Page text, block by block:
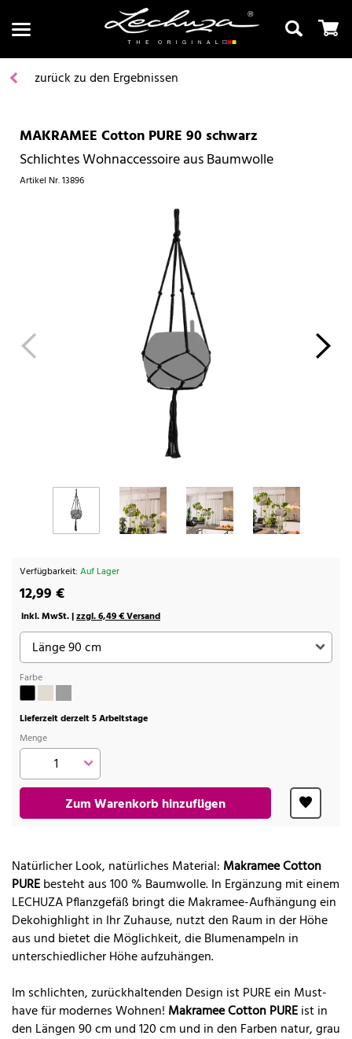
Suchen
zurück zu den Ergebnissen
MAKRAMEE Cotton PURE 90 schwarz
Schlichtes Wohnaccessoire aus Baumwolle
Artikel Nr.13896
Verfügbarkeit: Auf Lager
12,99 €
inkl. MwSt. |zzgl. 6,49 € Versand
Farbe
Lieferzeit derzeit 5 Arbeitstage
Menge
Zum Warenkorb hinzufügen
Natürlicher Look, natürliches Material: Makramee Cotton
PUREbesteht aus 100 % Baumwolle. In Ergänzung mit einem
LECHUZA Pflanzgefäß bringt die Makramee-Aufhängung ein
Dekohighlight in Ihr Zuhause, nutzt den Raum in der Höhe
aus und bietet die Möglichkeit, die Blumenampeln in
unterschiedlicher Höhe aufzuhängen.
Im schlichten, zurückhaltenden Design ist PURE ein Must-
have für modernes Wohnen! Makramee Cotton PUREist in
den Längen 90 cm und 120 cm und in den Farben natur, grau